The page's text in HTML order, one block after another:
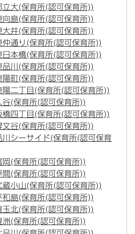
立大(保育所(認可保育所))
向島(保育所(認可保育所))
大井(保育所(認可保育所))
仲通り(保育所(認可保育所))
日本橋(保育所(認可保育所))
品川(保育所(認可保育所))
陽町(保育所(認可保育所))
陽二丁目(保育所(認可保育所))
谷(保育所(認可保育所))
橋四丁目(保育所(認可保育所))
文谷(保育所(認可保育所))
川シーサイド(保育所(認可保育
岡(保育所(認可保育所))
間(保育所(認可保育所))
蔵小山(保育所(認可保育所))
和島(保育所(認可保育所))
玉北(保育所(認可保育所))
洲(保育所(認可保育所))